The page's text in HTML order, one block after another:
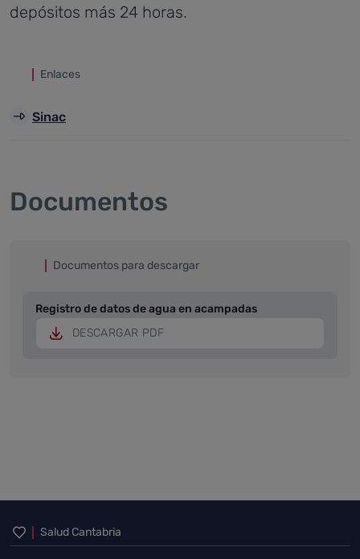
depósitos más 24 horas.
Enlaces
Sinac
Documentos
Documentos para descargar
Registro de datos de agua en acampadas
DESCARGAR PDF
Inicio del pie de página
Salud Cantabria